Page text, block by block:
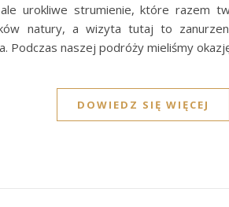
urokliwe strumienie, które razem
natury, a wizyta tutaj to
Podczas naszej podróży mieliśmy
DOWIEDZ SIĘ WIĘCEJ